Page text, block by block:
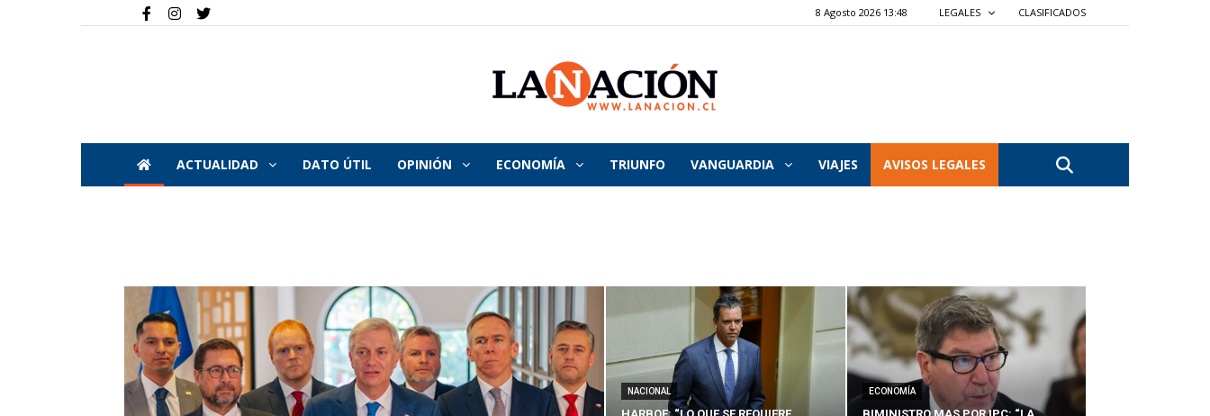
8 Agosto 2026 13:48 LEGALES CLASIFICADOS
La
Nación
ACTUALIDAD DATO ÚTIL OPINIÓN ECONOMÍA TRIUNFO VANGUARDIA VIAJES AVISOS LEGALES
NACIONAL ECONOMÍA